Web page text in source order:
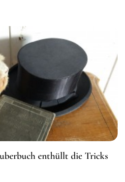
enthüllt die Tricks